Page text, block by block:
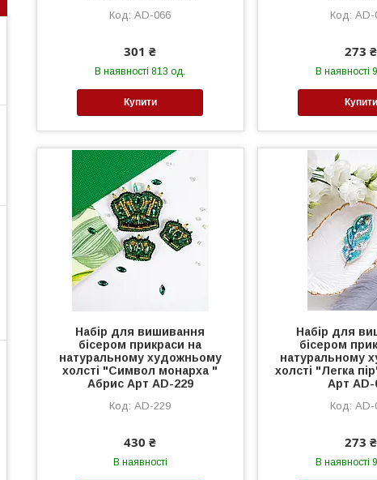
AD-066
301 ₴
В наявності 813 од.
Купити
AD-
273 ₴
В наявності
Купити
Набір для вишивання
бісером прикраси на
натуральному художньому
холсті "Символ монарха "
Абрис Арт AD-229
AD-229
430 ₴
В наявності
Набір для
бісером
натуральному
холсті "Легка
Арт AD-
AD-
273 ₴
В наявності